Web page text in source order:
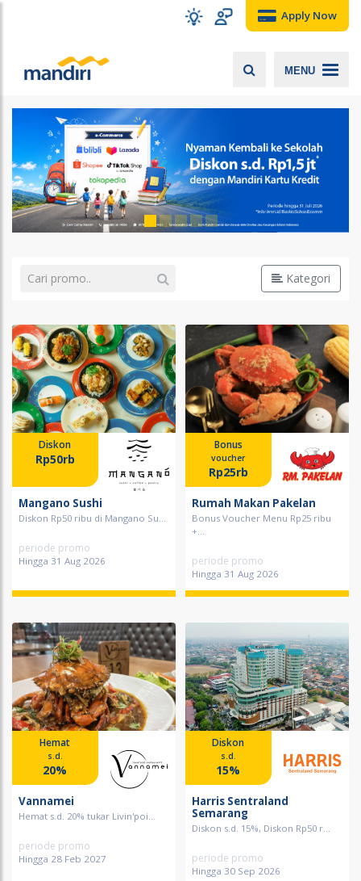
Apply Now
MENU
Kategori
Diskon
Rp50rb
Mangano Sushi
Diskon Rp50 ribu di Mangano Su...
periode promo
Hingga 31 Aug 2026
Bonus
voucher
Rp25rb
Rumah Makan Pakelan
Bonus Voucher Menu Rp25 ribu
+...
periode promo
Hingga 31 Aug 2026
Hemat
s.d.
20%
Vannamei
Hemat s.d. 20% tukar Livin'poi...
periode promo
Hingga 28 Feb 2027
Diskon
s.d.
15%
Harris Sentraland
Semarang
Diskon s.d. 15%, Diskon Rp50 r...
periode promo
Hingga 30 Sep 2026